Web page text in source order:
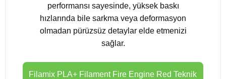
performansı sayesinde, yüksek baskı
hızlarında bile sarkma veya deformasyon
olmadan pürüzsüz detaylar elde etmenizi
sağlar.
Filamix PLA+ Filament Fire Engine Red Teknik